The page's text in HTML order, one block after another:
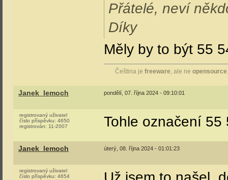
Přátelé, neví
Díky
Měly by to být 55
Čeština je freeware, ale ne opensource.
Janek_lemoch pondělí, 07. října 2024 - 09:10:01
registrovaný uživatel
číslo příspěvku: 4650
registrován: 11-2007 Tohle označení
Janek_lemoch úterý, 08. října 2024 - 01:01:23
registrovaný uživatel
číslo příspěvku: 4654